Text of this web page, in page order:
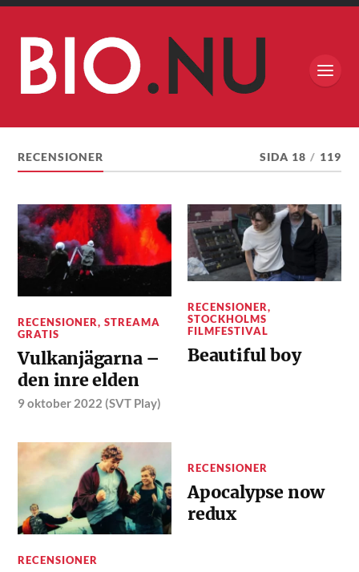
RECENSIONER SIDA 18 / 119
RECENSIONER,STREAMA
GRATIS
Vulkanjägarna –
den inre elden
9 oktober 2022 (SVT Play)
RECENSIONER,
STOCKHOLMS
FILMFESTIVAL
Beautiful boy
RECENSIONER
RECENSIONER
Apocalypse now
redux